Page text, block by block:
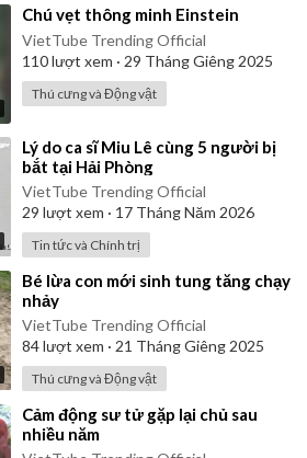
⁣Chú vẹt thông minh Einstein
VietTube Trending Official
110lượt xem · 29 Tháng Giêng 2025
Thú cưng và Động vật
⁣Lý do ca sĩ Miu Lê cùng 5 người bị
bắt tại Hải Phòng
VietTube Trending Official
29 lượt xem · 17 Tháng Năm 2026
Tin tức và Chính trị
⁣Bé lừa con mới sinh tung tăng chạy
nhảy
VietTube Trending Official
84lượt xem · 21 Tháng Giêng 2025
Thú cưng và Động vật
⁣Cảm động sư tử gặp lại chủ sau
nhiều năm